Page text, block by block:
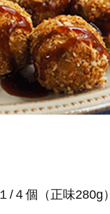
４個（正味280g）